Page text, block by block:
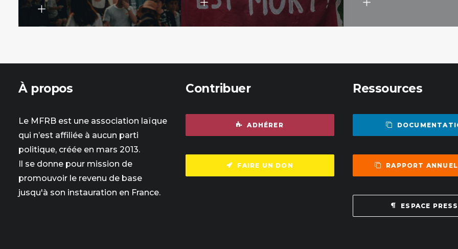
À propos
Le MFRB est une association laïque
qui n’est affiliée à aucun parti
politique, créée en mars 2013.
Il se donne pour mission de
promouvoir le revenu de base
jusqu'à son instauration en France.
Contribuer
ADHÉRER
FAIRE UN DON
Ressources
RAPPORT
ESPACE